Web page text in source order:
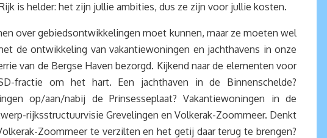
is helder: het zijn jullie ambities, dus ze zijn voor jullie kosten.
over gebiedsontwikkelingen moet kunnen, maar ze moeten wel
de ontwikkeling van vakantiewoningen en jachthavens in onze
van de Bergse Haven bezorgd. Kijkend naar de elementen voor
fractie om het hart. Een jachthaven in de Binnenschelde?
op/aan/nabij de Prinsesseplaat? Vakantiewoningen in de
rijksstructuurvisie Grevelingen en Volkerak-Zoommeer. Denkt
Zoommeer te verzilten en het getij daar terug te brengen?